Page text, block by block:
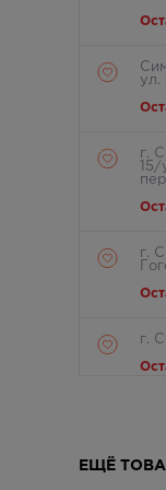
ул.
г.
г.
г.
ЕЩЁ